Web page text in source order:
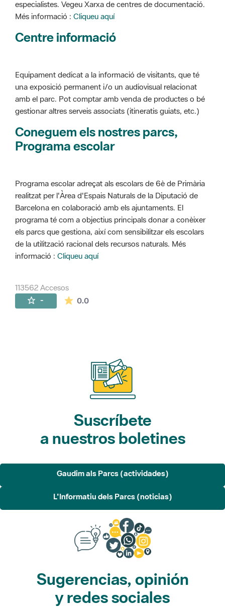
especialistes. Vegeu Xarxa de centres de documentació.
Més informació : Cliqueu aquí
Centre informació
Equipament dedicat a la informació de visitants, que té
una exposició permanent i/o un audiovisual relacionat
amb el parc. Pot comptar amb venda de productes o bé
gestionar altres serveis associats (itineratis guiats, etc.)
Coneguem els nostres parcs,
Programa escolar
Programa escolar adreçat als escolars de 6è de Primària
realitzat per l'Àrea d'Espais Naturals de la Diputació de
Barcelona en colaboració amb els ajuntaments. El
programa té com a objectius principals donar a conèixer
els parcs que gestiona, així com sensibilitzar els escolars
de la utilització racional dels recursos naturals. Més
informació : Cliqueu aquí
113562 Accesos
- 0.0La valoración media es de 0 estrellas de
Suscríbete
a nuestros boletines
Gaudim als Parcs (actividades)
L'Informatiu dels Parcs (noticias)
Sugerencias, opinión
y redes sociales